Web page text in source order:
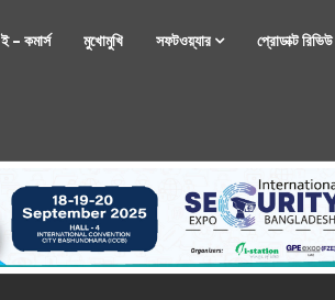
ই – কমার্স মুখোমুখি সফটওয়্যার প্রোডাক্ট রিভিউ